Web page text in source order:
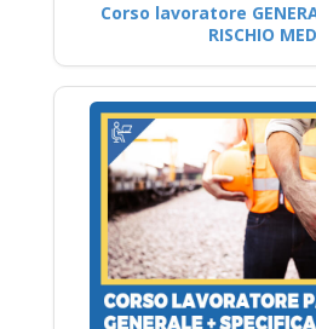
Corso lavoratore
RISCHIO